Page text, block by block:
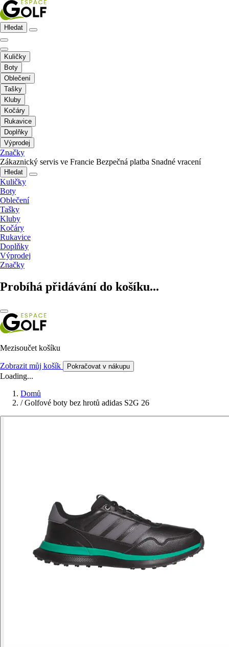
Hledat
Kuličky
Boty
Oblečení
Tašky
Kluby
Kočáry
Rukavice
Doplňky
Výprodej
Značky
Zákaznický servis ve Francie Bezpečná platba Snadné vracení
Hledat
Kuličky
Boty
Oblečení
Tašky
Kluby
Kočáry
Rukavice
Doplňky
Výprodej
Značky
Probíhá přidávání do košíku...
Mezisoučet košíku
Zobrazit můj košík Pokračovat v nákupu
Loading...
Domů
/ Golfové boty bez hrotů adidas S2G 26